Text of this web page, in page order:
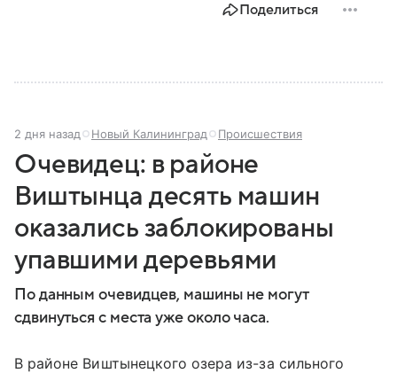
Поделиться
2 дня назад Новый Калининград Происшествия
Очевидец: в районе
Виштынца десять машин
оказались заблокированы
упавшими деревьями
По данным очевидцев, машины не могут
сдвинуться с места уже около часа.
В районе Виштынецкого озера из-за сильного